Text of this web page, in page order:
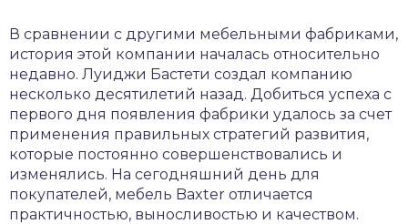
В сравнении с другими мебельными фабриками,
история этой компании началась относительно
недавно. Луиджи Бастети создал компанию
несколько десятилетий назад. Добиться успеха с
первого дня появления фабрики удалось за счет
применения правильных стратегий развития,
которые постоянно совершенствовались и
изменялись. На сегодняшний день для
покупателей, мебель Baxter отличается
практичностью, выносливостью и качеством.